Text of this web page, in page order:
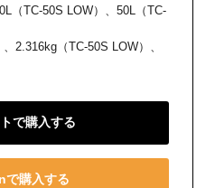
（TC-50S LOW）、50L（TC-
2.316kg（TC-50S LOW）、
で購入する
で購入する